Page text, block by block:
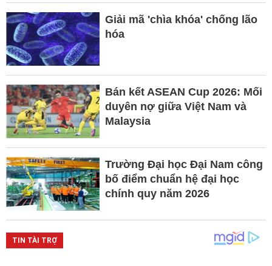
Giải mã 'chìa khóa' chống lão
hóa
Bán kết ASEAN Cup 2026: Mối
duyên nợ giữa Việt Nam và
Malaysia
Trường Đại học Đại Nam công
bố điểm chuẩn hệ đại học
chính quy năm 2026